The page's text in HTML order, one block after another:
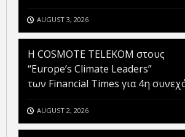
AUGUST 3, 2026
Η COSMOTE TELEKOM στους
“Europe’s Climate Leaders”
των Financial Times για 4η
AUGUST 2, 2026